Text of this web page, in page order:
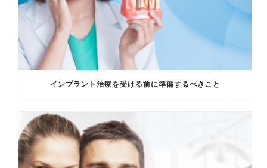
インプラント治療を受ける前に準備するべきこと